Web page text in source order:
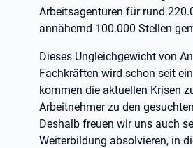
Arbeitsagenturen für rund
annähernd 100.000 Stellen
Dieses Ungleichgewicht von
Fachkräften wird schon seit
kommen die aktuellen Krisen
Arbeitnehmer zu den
Deshalb freuen wir uns auch
Weiterbildung absolvieren, in